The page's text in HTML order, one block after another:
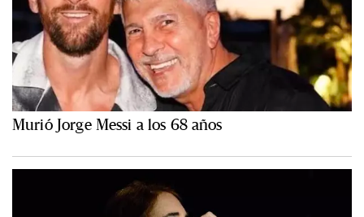
Murió Jorge Messi a los 68 años